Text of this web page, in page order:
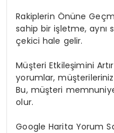
Rakiplerin Önüne
sahip bir işletme, aynı
çekici hale gelir.
Müşteri Etkileşimini
yorumlar,
Bu, müşteri
olur.
Google Harita Yorum